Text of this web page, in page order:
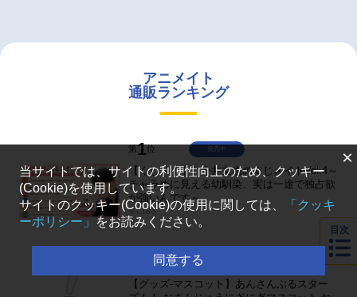
アニメイト
通販ランキング
第1位
【くじメイト】今井文也のくじメイトVol.4～
チャラめに見える幼馴染、実は一途で独占欲
が強いんです～
￥1,100
発売中
【グッズ-マスコット】あんさんぶるスター
予約受付中
目次
×
当サイトでは、サイトの利便性向上のため、クッキー
(Cookie)を使用しています。
サイトのクッキー(Cookie)の使用に関しては、
「クッキ
ーポリシー」 をお読みください。
同意する